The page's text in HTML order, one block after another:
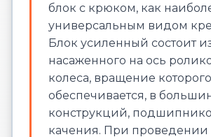
блок с крюком, как
универсальным видом
Блок усиленный состоит
насаженного на ось
колеса, вращение которого
обеспечивается, в
конструкций,
качения. При проведении